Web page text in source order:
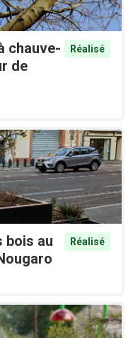
chauve-
de
Réalisé
bois au
Réalisé